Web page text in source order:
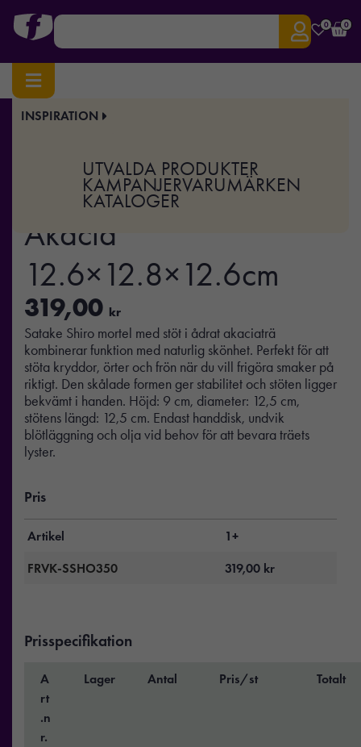
0 0
INSPIRATION
UTVALDA PRODUKTER
KAMPANJERVARUMÄRKEN
KATALOGER
Hem/Jul /Julgåvor/ Satake Shiro Mortel Akacia 12.6×12.8×12.6cm
Satake Shiro Mortel
Akacia
12.6×12.8×12.6cm
319,00 kr
Satake Shiro mortel med stöt i ådrat akaciaträ
kombinerar funktion med naturlig skönhet. Perfekt för att
stöta kryddor, örter och frön när du vill frigöra smaker på
riktigt. Den skålade formen ger stabilitet och stöten ligger
bekvämt i handen. Höjd: 9 cm, diameter: 12,5 cm,
stötens längd: 12,5 cm. Endast handdisk, undvik
blötläggning och olja vid behov för att bevara träets
lyster.
Pris
Artikel
1+
FRVK-SSHO350
319,00 kr
Prisspecifikation
A
rt
.n
r.
Lager Antal Pris/st Totalt